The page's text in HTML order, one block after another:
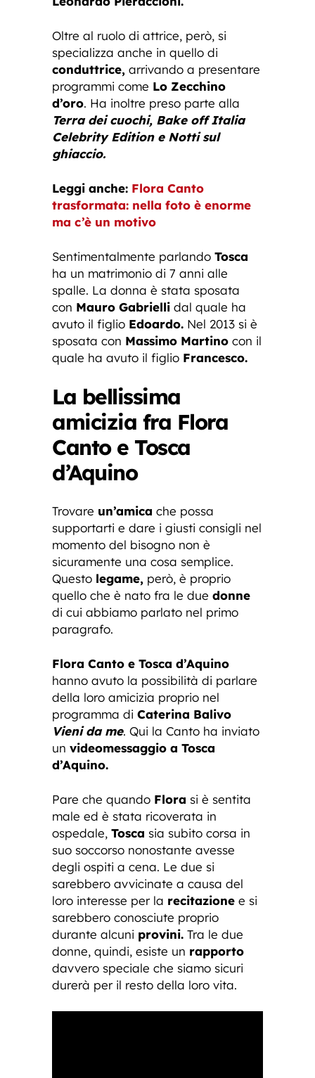
Oltre al ruolo di attrice, però, si
specializza anche in quello di
conduttrice, arrivando a presentare
programmi come Lo Zecchino
d’oro. Ha inoltre preso parte alla
Terra dei cuochi, Bake off Italia
Celebrity Edition e Notti sul
ghiaccio.
Leggi anche: Flora Canto
trasformata: nella foto è enorme
ma c’è un motivo
Sentimentalmente parlando Tosca
ha un matrimonio di 7 anni alle
spalle. La donna è stata sposata
con Mauro Gabrielli dal quale ha
avuto il figlio Edoardo. Nel 2013 si è
sposata con Massimo Martino con il
quale ha avuto il figlio Francesco.
La bellissima
amicizia fra Flora
Canto e Tosca
d’Aquino
Trovare un’amica che possa
supportarti e dare i giusti consigli nel
momento del bisogno non è
sicuramente una cosa semplice.
Questo legame, però, è proprio
quello che è nato fra le due donne
di cui abbiamo parlato nel primo
paragrafo.
Flora Canto e Tosca d’Aquino
hanno avuto la possibilità di parlare
della loro amicizia proprio nel
programma di Caterina Balivo
Vieni da me. Qui la Canto ha inviato
un videomessaggio a Tosca
d’Aquino.
Pare che quando Flora si è sentita
male ed è stata ricoverata in
ospedale, Tosca sia subito corsa in
suo soccorso nonostante avesse
degli ospiti a cena. Le due si
sarebbero avvicinate a causa del
loro interesse per la recitazione e si
sarebbero conosciute proprio
durante alcuni provini. Tra le due
donne, quindi, esiste un rapporto
davvero speciale che siamo sicuri
durerà per il resto della loro vita.